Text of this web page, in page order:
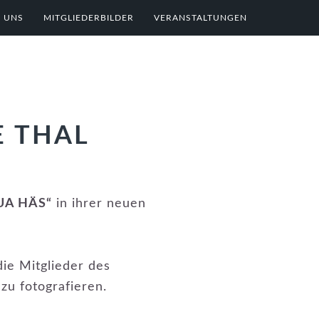
UNS MITGLIEDERBILDER VERANSTALTUNGEN
THAL
HÄS“ in ihrer neuen
Mitglieder des
fotografieren.